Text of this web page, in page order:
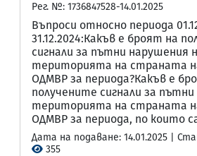
Рег. №: 1736847528-14.01.2025
Въпроси относно периода
31.12.2024:Какъв е броят на
сигнали за пътни нарушения
територията на страната
ОДМВР за периода?Какъв е
получените сигнали за
територията на страната
ОДМВР за периода, по които
Дата на подаване: 14.01.2025 |
355